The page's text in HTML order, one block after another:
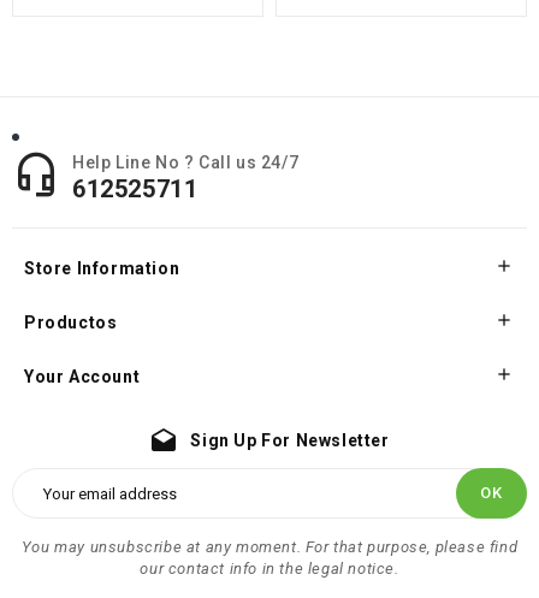
 Help Line No ? Call us 24/7
612525711
Store Information 
Productos 
Your Account 
drafts Sign Up For Newsletter
You may unsubscribe at any moment. For that purpose, please find
our contact info in the legal notice.